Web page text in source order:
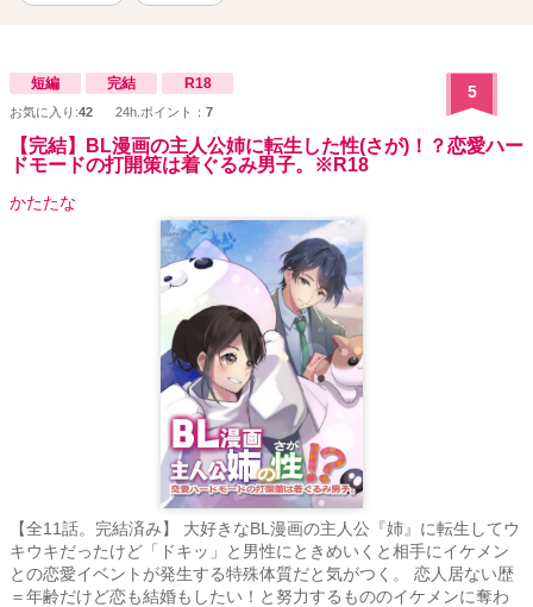
短編 完結 R18
お気に入り:42 24h.ポイント： 7
5
【完結】BL漫画の主人公姉に転生した性(さが)！？恋愛ハー
ドモードの打開策は着ぐるみ男子。※R18
かたたな
【全11話。完結済み】 大好きなBL漫画の主人公『姉』に転生してウ
キウキだったけど「ドキッ」と男性にときめいくと相手にイケメン
との恋愛イベントが発生する特殊体質だと気がつく。 恋人居ない歴
＝年齢だけど恋も結婚もしたい！と努力するもののイケメンに奪わ